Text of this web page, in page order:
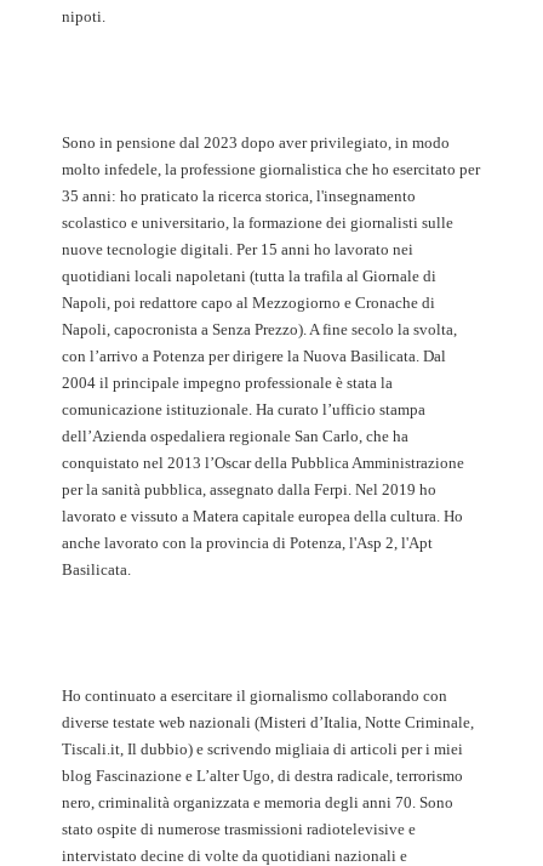
nipoti.
Sono in pensione dal 2023 dopo aver privilegiato, in modo
molto infedele, la professione giornalistica che ho esercitato per
35 anni: ho praticato la ricerca storica, l'insegnamento
scolastico e universitario, la formazione dei giornalisti sulle
nuove tecnologie digitali. Per 15 anni ho lavorato nei
quotidiani locali napoletani (tutta la trafila al Giornale di
Napoli, poi redattore capo al Mezzogiorno e Cronache di
Napoli, capocronista a Senza Prezzo). A fine secolo la svolta,
con l’arrivo a Potenza per dirigere la Nuova Basilicata. Dal
2004 il principale impegno professionale è stata la
comunicazione istituzionale. Ha curato l’ufficio stampa
dell’Azienda ospedaliera regionale San Carlo, che ha
conquistato nel 2013 l’Oscar della Pubblica Amministrazione
per la sanità pubblica, assegnato dalla Ferpi. Nel 2019 ho
lavorato e vissuto a Matera capitale europea della cultura. Ho
anche lavorato con la provincia di Potenza, l'Asp 2, l'Apt
Basilicata.
Ho continuato a esercitare il giornalismo collaborando con
diverse testate web nazionali (Misteri d’Italia, Notte Criminale,
Tiscali.it, Il dubbio) e scrivendo migliaia di articoli per i miei
blog Fascinazione e L’alter Ugo, di destra radicale, terrorismo
nero, criminalità organizzata e memoria degli anni 70. Sono
stato ospite di numerose trasmissioni radiotelevisive e
intervistato decine di volte da quotidiani nazionali e